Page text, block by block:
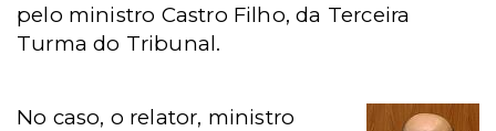
pelo ministro Castro Filho, da Terceira
Turma do Tribunal.
No caso, o relator, ministro